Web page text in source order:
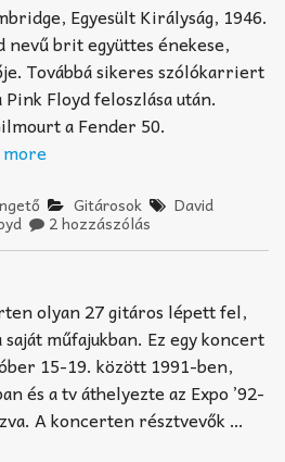
Egyesült Királyság, 1946.
nevű brit együttes énekese,
Továbbá sikeres szólókarriert
Floyd feloszlása után.
a Fender 50.
Gitárosok David
2 hozzászólás
olyan 27 gitáros lépett fel,
műfajukban. Ez egy koncert
15-19. között 1991-ben,
és a tv áthelyezte az Expo ’92-
A koncerten résztvevők …